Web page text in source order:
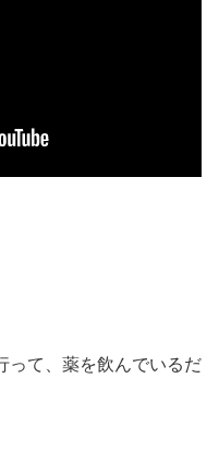
って、薬を飲んでいるだ